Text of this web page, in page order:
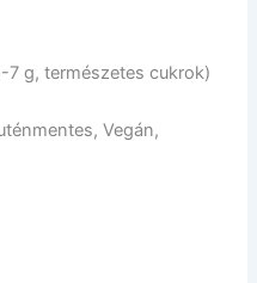
g, természetes cukrok)
Vegán,